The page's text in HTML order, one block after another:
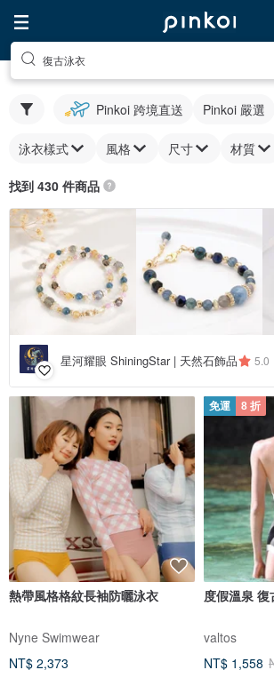
復古泳衣
Pinkoi 跨境直送 Pinkoi 嚴選
泳衣樣式 風格 尺寸 材質
找到 430 件商品
星河耀眼 ShiningStar | 天然石飾品 5.0
熱帶風格格紋長袖防曬泳衣
Nyne Swimwear
NT$ 2,373
免運 8 折
度假溫泉
valtos
NT$ 1,558